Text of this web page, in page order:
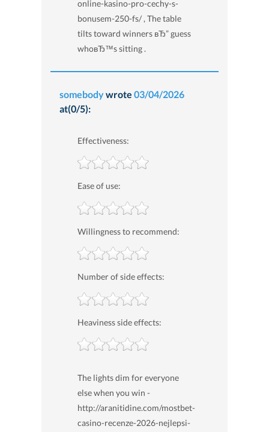
online-kasino-pro-cechy-s-
bonusem-250-fs/ , The table
tilts toward winners вЂ” guess
whoвЂ™s sitting .
somebodywrote 03/04/2026
at(0/5):
Effectiveness:
Ease of use:
Willingness to recommend:
Number of side effects:
Heaviness side effects:
The lights dim for everyone
else when you win -
http://aranitidine.com/mostbet-
casino-recenze-2026-nejlepsi-